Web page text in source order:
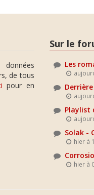
de tous
pour en
Sur le
Les
Playlist
Solak -
hier à
hier à